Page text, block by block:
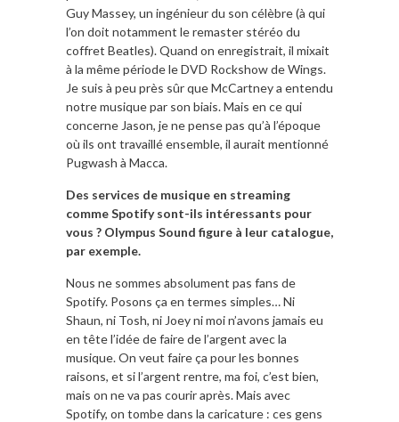
Guy Massey, un ingénieur du son célèbre (à qui
l’on doit notamment le remaster stéréo du
coffret Beatles). Quand on enregistrait, il mixait
à la même période le DVD Rockshow de Wings.
Je suis à peu près sûr que McCartney a entendu
notre musique par son biais. Mais en ce qui
concerne Jason, je ne pense pas qu’à l’époque
où ils ont travaillé ensemble, il aurait mentionné
Pugwash à Macca.
Des services de musique en streaming
comme Spotify sont-ils intéressants pour
vous ? Olympus Sound figure à leur catalogue,
par exemple.
Nous ne sommes absolument pas fans de
Spotify. Posons ça en termes simples… Ni
Shaun, ni Tosh, ni Joey ni moi n’avons jamais eu
en tête l’idée de faire de l’argent avec la
musique. On veut faire ça pour les bonnes
raisons, et si l’argent rentre, ma foi, c’est bien,
mais on ne va pas courir après. Mais avec
Spotify, on tombe dans la caricature : ces gens